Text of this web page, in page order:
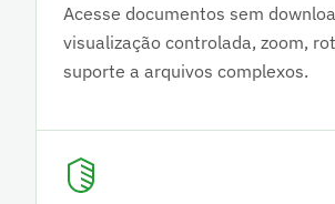
Acesse documentos sem
visualização controlada, zoom,
suporte a arquivos complexos.